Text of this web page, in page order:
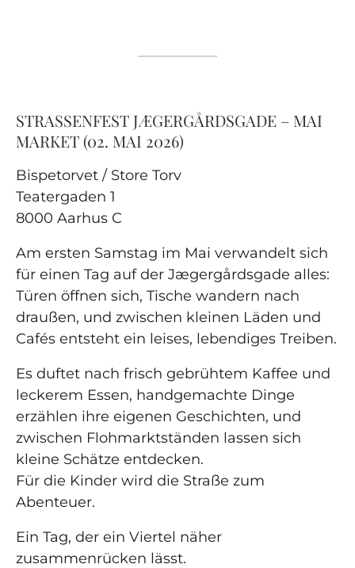
STRASSENFEST JÆGERGÅRDSGADE – MAI
MARKET (02. MAI 2026)
Bispetorvet / Store Torv
Teatergaden 1
8000 Aarhus C
Am ersten Samstag im Mai verwandelt sich
für einen Tag auf der Jægergårdsgade alles:
Türen öffnen sich, Tische wandern nach
draußen, und zwischen kleinen Läden und
Cafés entsteht ein leises, lebendiges Treiben.
Es duftet nach frisch gebrühtem Kaffee und
leckerem Essen, handgemachte Dinge
erzählen ihre eigenen Geschichten, und
zwischen Flohmarktständen lassen sich
kleine Schätze entdecken.
Für die Kinder wird die Straße zum
Abenteuer.
Ein Tag, der ein Viertel näher
zusammenrücken lässt.